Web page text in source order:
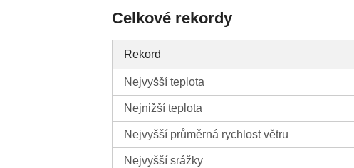
Celkové rekordy
Rekord
Nejvyšší teplota
Nejnižší teplota
Nejvyšší průměrná rychlost větru
Nejvyšší srážky